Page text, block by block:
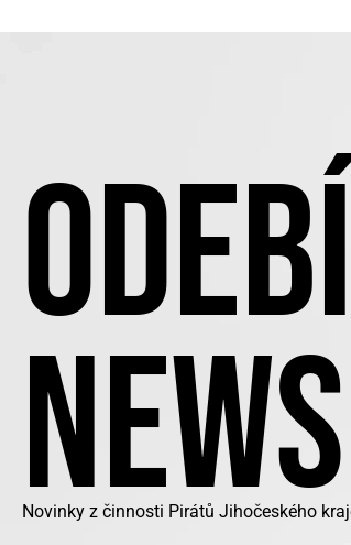
Novinky z činnosti Pirátů Jihočeského